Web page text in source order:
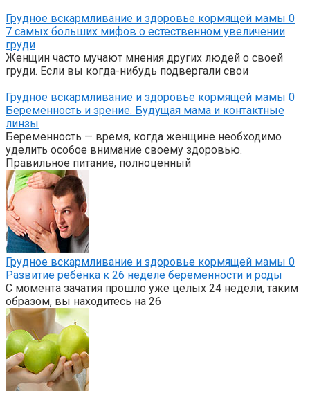
Грудное вскармливание и здоровье кормящей мамы 0
7 самых больших мифов о естественном увеличении
груди
Женщин часто мучают мнения других людей о своей
груди. Если вы когда-нибудь подвергали свои
Грудное вскармливание и здоровье кормящей мамы 0
Беременность и зрение. Будущая мама и контактные
линзы
Беременность — время, когда женщине необходимо
уделить особое внимание своему здоровью.
Правильное питание, полноценный
Грудное вскармливание и здоровье кормящей мамы 0
Развитие ребёнка к 26 неделе беременности и роды
С момента зачатия прошло уже целых 24 недели, таким
образом, вы находитесь на 26